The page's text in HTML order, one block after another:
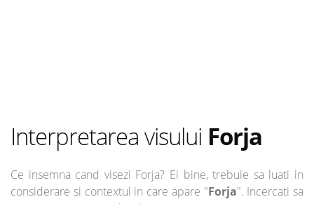
Interpretarea visului Forja
Ce insemna cand visezi Forja? Ei bine, trebuie sa luati in
considerare si contextul in care apare "Forja". Incercati sa